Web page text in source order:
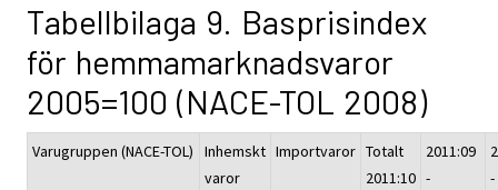
Tabellbilaga 9. Basprisindex
för hemmamarknadsvaror
2005=100 (NACE-TOL 2008)
Varugruppen (NACE-TOL)
Inhemskt
varor
Importvaror Totalt
2011:10
2011:09
-
-